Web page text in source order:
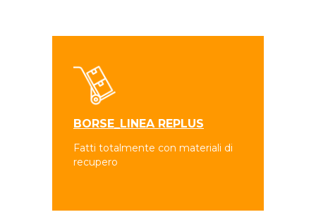
BORSE_LINEA REPLUS
Fatti totalmente con materiali di
recupero